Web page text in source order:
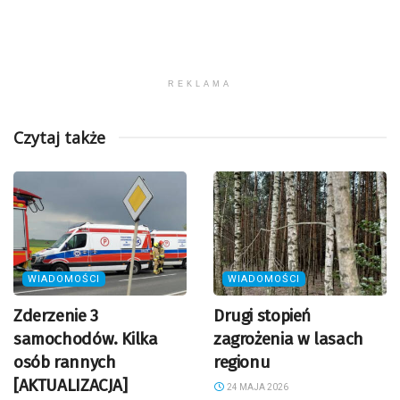
REKLAMA
Czytaj także
WIADOMOŚCI
Zderzenie 3
samochodów. Kilka
osób rannych
[AKTUALIZACJA]
WIADOMOŚCI
Drugi stopień
zagrożenia w lasach
regionu
24 MAJA 2026